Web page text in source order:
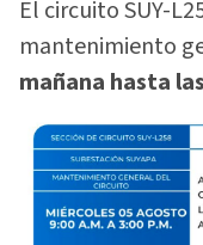
El circuito SUY-
mantenimiento
mañana hasta